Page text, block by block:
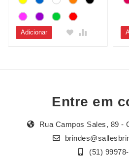
Adicionar
Entre em
Rua Campos Sales, 89 -
(51)